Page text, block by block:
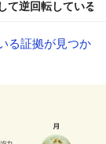
て逆回転している
る証拠が見つか